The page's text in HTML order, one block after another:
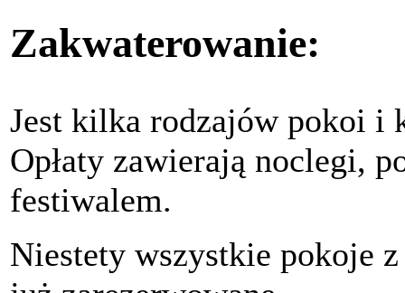
Zakwaterowanie:
Jest kilka rodzajów pokoi i
Opłaty zawierają noclegi,
festiwalem.
Niestety wszystkie pokoje